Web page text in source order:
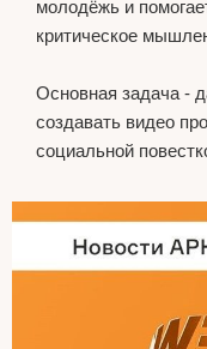
молодёжь и
критическое
Основная задача -
создавать видео
социальной